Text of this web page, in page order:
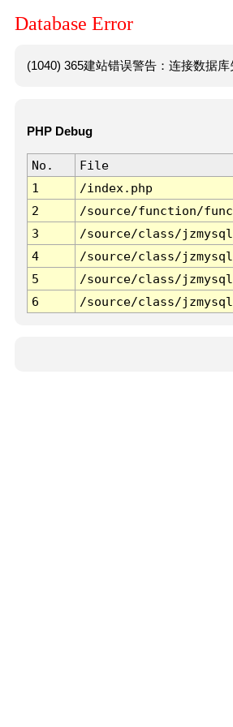
Database Error
(1040) 365建站错误警告：连接数据
PHP Debug
No. File
1
/index.php
2
/source/function/
3
/source/class/
4
/source/class/
5
/source/class/
6
/source/class/